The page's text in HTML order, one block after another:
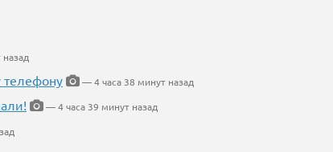
телефону
— 4 часа 38 минут назад
— 4 часа 39 минут назад